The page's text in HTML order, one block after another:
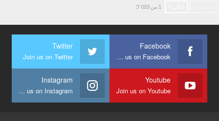
1 من 5٬033
Facebook
Join us on Facebook
Twitter
Join us on Twitter
Youtube
Join us on Youtube
Instagram
Join us on Instagram